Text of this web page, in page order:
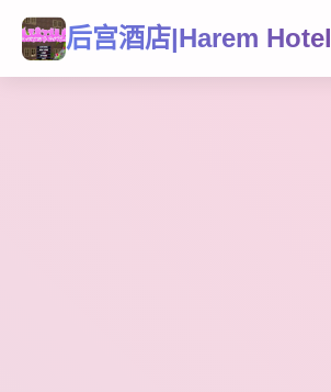
后宫酒店|Harem Hotel